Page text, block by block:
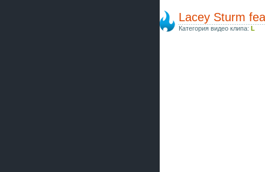
Lacey Sturm
Категория видео клипа: L